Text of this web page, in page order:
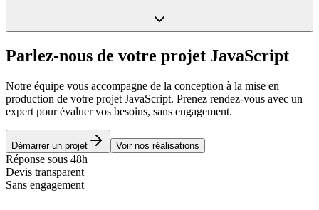
Parlez-nous de votre projet JavaScript
Notre équipe vous accompagne de la conception à la mise en
production de votre projet JavaScript. Prenez rendez-vous avec un
expert pour évaluer vos besoins, sans engagement.
Démarrer un projet Voir nos réalisations
Réponse sous 48h
Devis transparent
Sans engagement